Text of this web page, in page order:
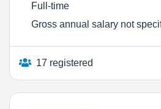
Full-time
Gross annual salary not
17 registered